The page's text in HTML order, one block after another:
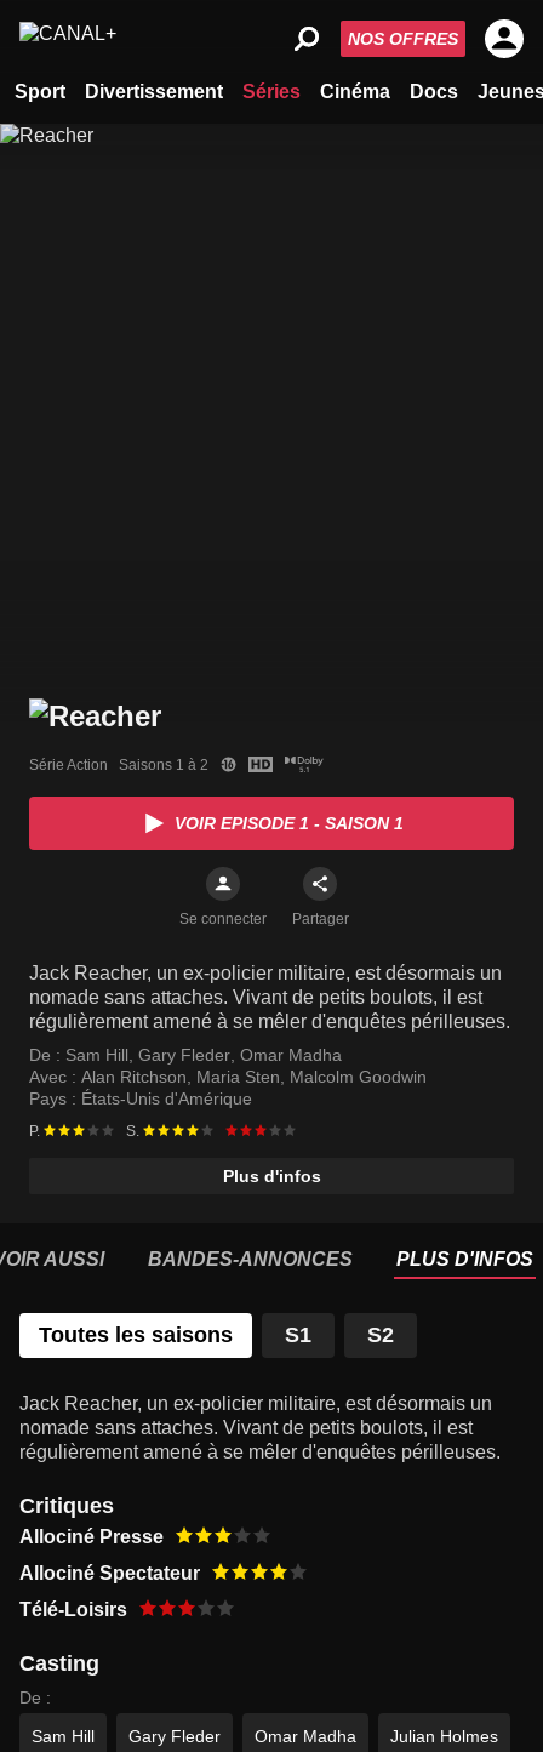
Sport Divertissement Séries Cinéma Docs
NOS OFFRES
Série Action   Saisons 1 à 2
VOIR EPISODE 1 - SAISON 1
Se connecter Partager
Jack Reacher, un ex-policier militaire, est désormais un
nomade sans attaches. Vivant de petits boulots, il est
régulièrement amené à se mêler d'enquêtes périlleuses.
De : Sam Hill, Gary Fleder, Omar Madha
Avec : Alan Ritchson, Maria Sten, Malcolm Goodwin
Pays : États-Unis d'Amérique
P. S.
Plus d'infos
AUSSI BANDES-ANNONCES PLUS D'INFOS
Toutes les saisons S1 S2
Jack Reacher, un ex-policier militaire, est désormais un
nomade sans attaches. Vivant de petits boulots, il est
régulièrement amené à se mêler d'enquêtes périlleuses.
Critiques
Allociné Presse
Allociné Spectateur
Télé-Loisirs
Casting
De :
Sam Hill
Gary Fleder Omar Madha Julian Holmes